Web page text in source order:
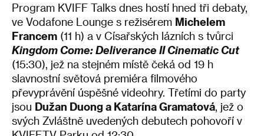
Program KVIFF Talks dnes hostí hned tři debaty,
ve Vodafone Lounge s režisérem Michelem
Francem(11 h) a v Císařských lázních s tvůrci
Kingdom Come: Deliverance II Cinematic Cut
(15:30), jež na stejném místě čeká od 19 h
slavnostní světová premiéra filmového
převyprávění úspěšné videohry. Třetími do party
jsou Dužan Duong a Katarína Gramatová, jež o
svých Zvláštně uvedených debutech pohovoří v